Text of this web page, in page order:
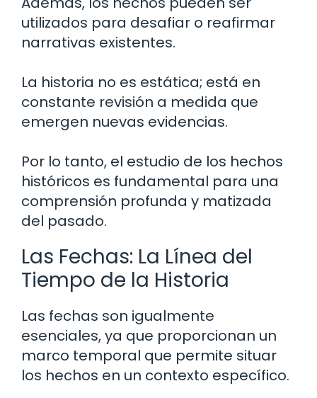
utilizados para desafiar o reafirmar
narrativas existentes.
La historia no es estática; está en
constante revisión a medida que
emergen nuevas evidencias.
Por lo tanto, el estudio de los hechos
históricos es fundamental para una
comprensión profunda y matizada
del pasado.
Las Fechas: La Línea del
Tiempo de la Historia
Las fechas son igualmente
esenciales, ya que proporcionan un
marco temporal que permite situar
los hechos en un contexto específico.